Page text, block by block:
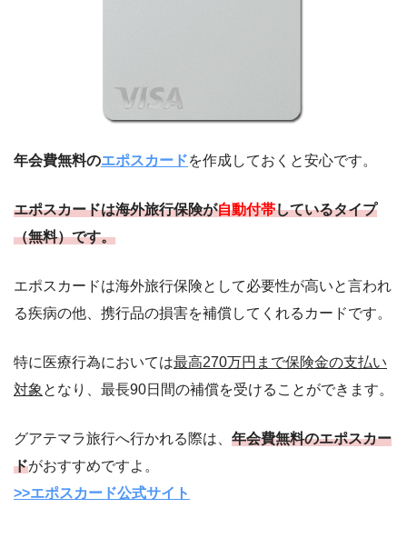
年会費無料のエポスカードを作成しておくと安心です。
エポスカードは海外旅行保険が自動付帯しているタイプ
（無料）です。
エポスカードは海外旅行保険として必要性が高いと言われ
る疾病の他、携行品の損害を補償してくれるカードです。
特に医療行為においては最高270万円まで保険金の支払い
対象 となり、最長90日間の補償を受けることができます。
グアテマラ旅行へ行かれる際は、 年会費無料のエポスカー
ドがおすすめですよ。
>>エポスカード公式サイト